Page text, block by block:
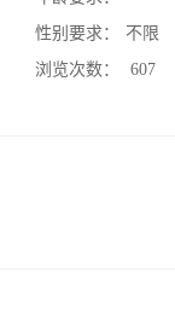
性别要求：
不限
浏览次数：
607